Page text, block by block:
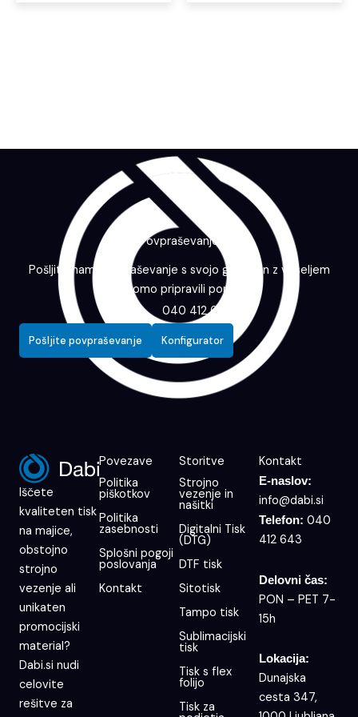
Povpraševanje
Pošljite nam povpraševanje s svojo grafiko in z veseljem
vam bomo pripravili ponudbo.
040 412 643
Pošljite povpraševanje Konfigurator
Iščete
kvaliteten tisk
na majice,
obstojno
strojno
vezenje ali
unikaten
promocijski
material?
Dabi.si nudi
celovite
rešitve za
Povezave
Politika
piškotkov
Politika
zasebnosti
Splošni pogoji
poslovanja
Kontakt
Storitve
Strojno
vezenje in
našitki
Digitalni Tisk
(DTG)
DTF tisk
Sitotisk
Tampo tisk
Sublimacijski
tisk
Tisk s flex
folijo
Tisk za
Kontakt
E-naslov:
info@dabi.si
Telefon: 040
412 643
Delovni čas:
PON – PET 7-
15h
Lokacija:
Dunajska
cesta 347,